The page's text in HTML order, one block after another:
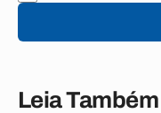
Leia Também